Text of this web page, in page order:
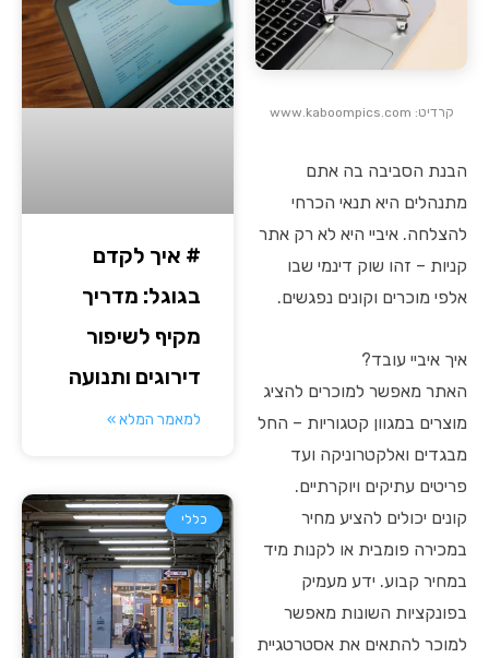
קרדיט: www.kaboompics.com
הבנת הסביבה בה אתם
מתנהלים היא תנאי הכרחי
להצלחה. איביי היא לא רק אתר
קניות – זהו שוק דינמי שבו
אלפי מוכרים וקונים נפגשים.
איך איביי עובד?
האתר מאפשר למוכרים להציג
מוצרים במגוון קטגוריות – החל
מבגדים ואלקטרוניקה ועד
פריטים עתיקים ויוקרתיים.
קונים יכולים להציע מחיר
במכירה פומבית או לקנות מיד
במחיר קבוע. ידע מעמיק
בפונקציות השונות מאפשר
למוכר להתאים את אסטרטגיית
# איך לקדם
בגוגל: מדריך
מקיף לשיפור
דירוגים ותנועה
למאמר המלא »
כללי